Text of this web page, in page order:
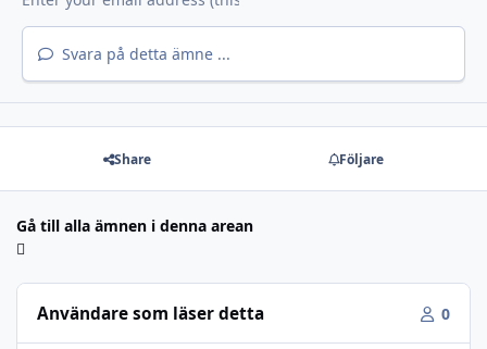
Svara på detta ämne ...
Share Följare
Gå till alla ämnen i denna arean
Användare som läser detta 0